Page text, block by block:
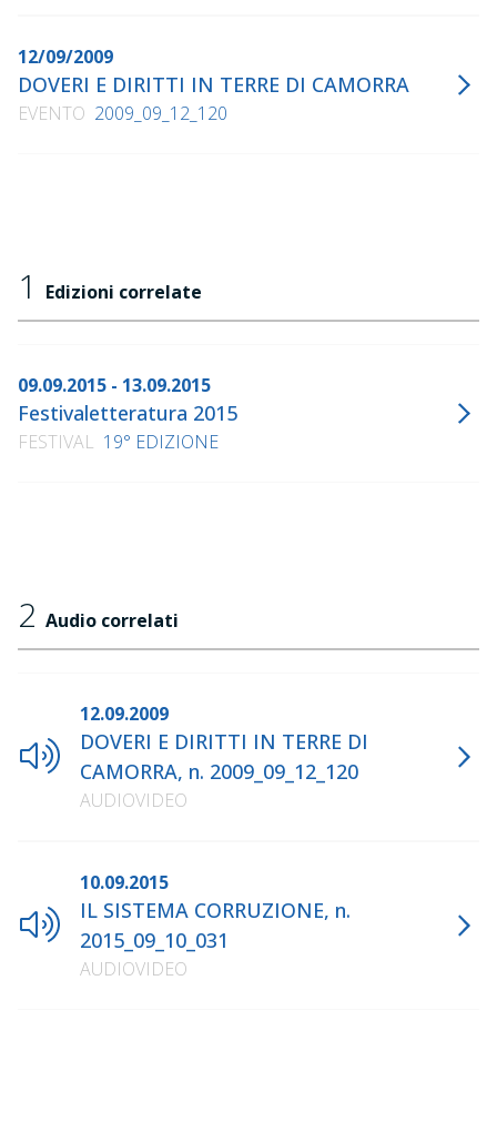
12/09/2009
DOVERI E DIRITTI IN TERRE DI CAMORRA
EVENTO 2009_09_12_120
1 Edizioni correlate
09.09.2015 - 13.09.2015
Festivaletteratura 2015
FESTIVAL 19° EDIZIONE
2 Audio correlati
12.09.2009
DOVERI E DIRITTI IN TERRE DI
CAMORRA, n. 2009_09_12_120
AUDIOVIDEO
10.09.2015
IL SISTEMA CORRUZIONE, n.
2015_09_10_031
AUDIOVIDEO